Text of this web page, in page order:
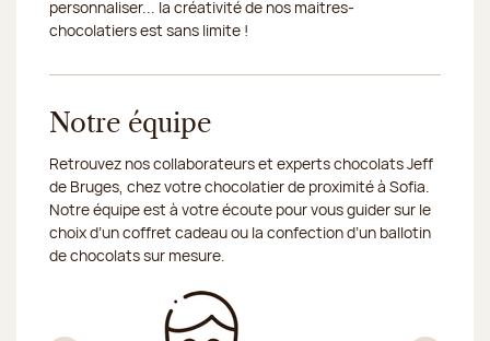
personnaliser... la créativité de nos maitres-
chocolatiers est sans limite !
Notre équipe
Retrouvez nos collaborateurs et experts chocolats Jeff
de Bruges, chez votre chocolatier de proximité à Sofia.
Notre équipe est à votre écoute pour vous guider sur le
choix d’un coffret cadeau ou la confection d’un ballotin
de chocolats sur mesure.